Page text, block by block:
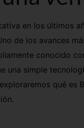
en los últimos
de los avances
conocido
una simple
qué es